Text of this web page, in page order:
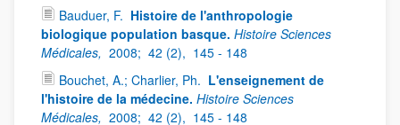
Bauduer, F. Histoire de l'anthropologie
biologique population basque. Histoire Sciences
Médicales, 2008; 42 (2), 145 - 148
Bouchet, A.; Charlier, Ph. L'enseignement de
l'histoire de la médecine. Histoire Sciences
Médicales, 2008; 42 (2), 145 - 148